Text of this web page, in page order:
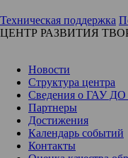
Техническая поддержка
ЦЕНТР РАЗВИТИЯ
Новости
Структура центра
Сведения о ГАУ
Партнеры
Достижения
Календарь событий
Контакты